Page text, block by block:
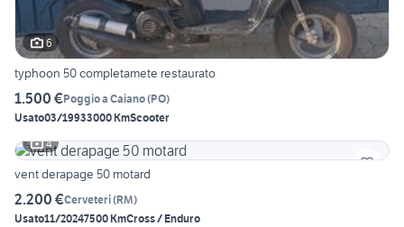
6
typhoon 50 completamete restaurato
1.500 €Poggio a Caiano(PO)
Usato03/19933000 KmScooter
4
vent derapage 50 motard
2.200 €Cerveteri(RM)
Usato11/20247500 KmCross / Enduro